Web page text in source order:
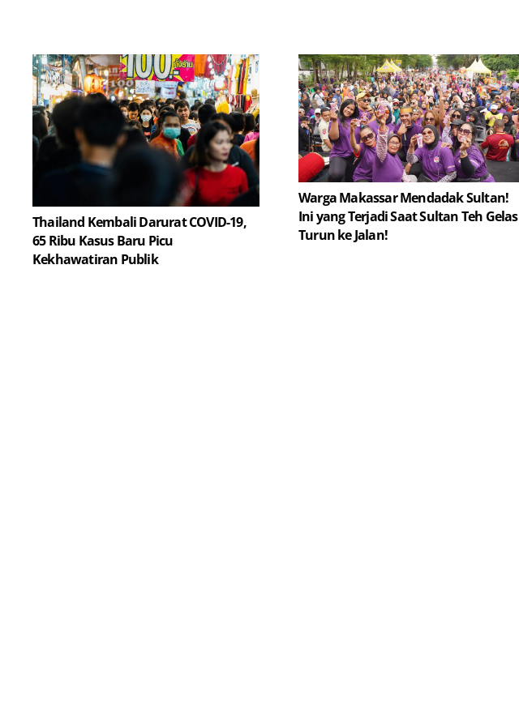
Thailand Kembali Darurat COVID-19,
65 Ribu Kasus Baru Picu
Kekhawatiran Publik
Warga Makassar Mendadak Sultan!
Ini yang Terjadi Saat Sultan Teh Gelas
Turun ke Jalan!